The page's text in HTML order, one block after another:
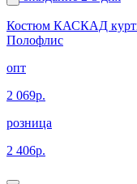
Костюм КАСКАД
Полофлис
опт
2 069р.
розница
2 406р.